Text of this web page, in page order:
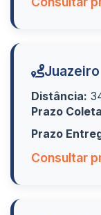
Distância:
Prazo
Prazo
Consultar